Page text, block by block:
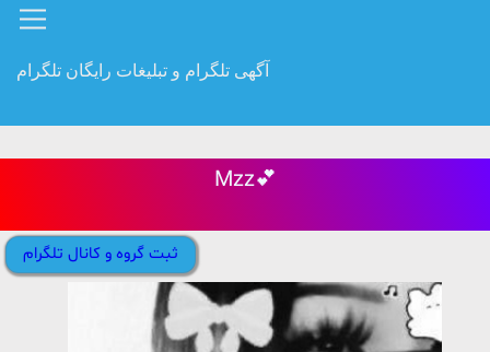
آگهی تلگرام و تبلیغات رایگان تلگرام
Mzz💕
ثبت گروه و کانال تلگرام